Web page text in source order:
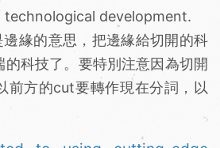
development.
緣的意思，把邊緣給切開的科
科技了。要特別注意因為切開
前方的cut要轉作現在分詞，以